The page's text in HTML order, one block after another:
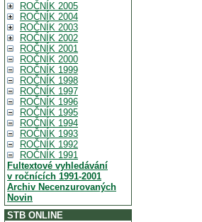
ROČNÍK 2005
ROČNÍK 2004
ROČNÍK 2003
ROČNÍK 2002
ROČNÍK 2001
ROČNÍK 2000
ROČNÍK 1999
ROČNÍK 1998
ROČNÍK 1997
ROČNÍK 1996
ROČNÍK 1995
ROČNÍK 1994
ROČNÍK 1993
ROČNÍK 1992
ROČNÍK 1991
Fultextové vyhledávání
v ročnících 1991-2001
Archiv Necenzurovaných
Novin
STB ONLINE